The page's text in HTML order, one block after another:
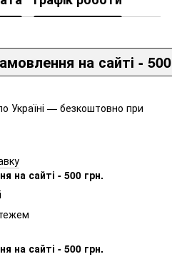
на сайті -
Україні — безкоштовно при
на сайті - 500 грн.
на сайті - 500 грн.